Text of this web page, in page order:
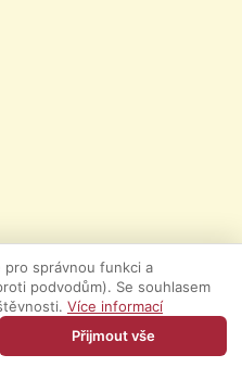
pro správnou funkci a
podvodům). Se souhlasem
Více informací
Přijmout vše